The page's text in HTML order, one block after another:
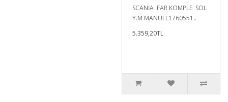
SCANİA FAR KOMPLE SOL
Y.M MANUEL1760551..
5.359,20TL